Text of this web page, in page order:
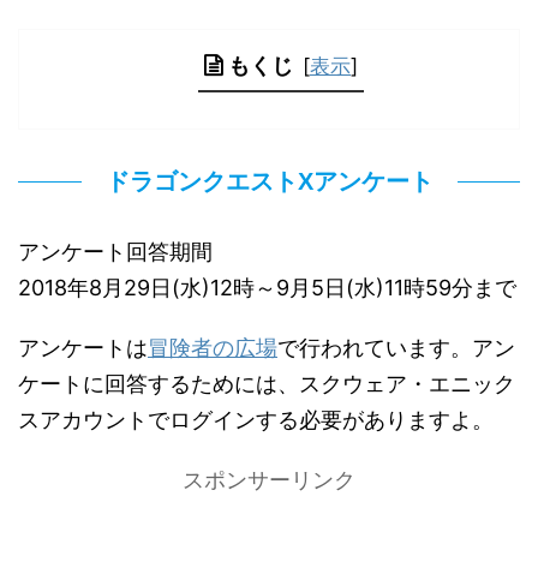
もくじ [表示]
ドラゴンクエストXアンケート
アンケート回答期間
2018年8月29日(水)12時～9月5日(水)11時59分まで
アンケートは冒険者の広場で行われています。アン
ケートに回答するためには、スクウェア・エニック
スアカウントでログインする必要がありますよ。
スポンサーリンク